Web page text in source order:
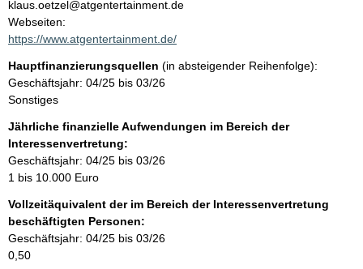
t
n
t
a
t
i
n
f
o
r
m
t
i
o
n
klaus.oetzel@atgentertainment.de
Webseiten:
https://www.atgentertainment.de/
Hauptfinanzierungsquellen (in absteigender Reihenfolge):
Geschäftsjahr: 04/25 bis 03/26
Sonstiges
Jährliche finanzielle Aufwendungen im Bereich der
Interessenvertretung:
Geschäftsjahr: 04/25 bis 03/26
1 bis 10.000 Euro
Vollzeitäquivalent der im Bereich der Interessenvertretung
beschäftigten Personen:
Geschäftsjahr: 04/25 bis 03/26
0,50